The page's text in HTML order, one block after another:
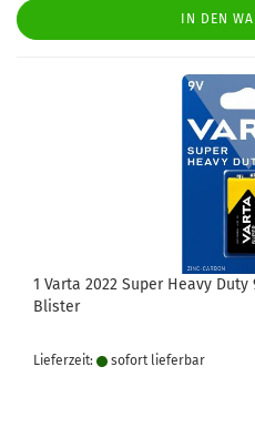
IN DEN
1 Varta 2022 Super Heavy
Blister
Lieferzeit: sofort lie­fer­bar